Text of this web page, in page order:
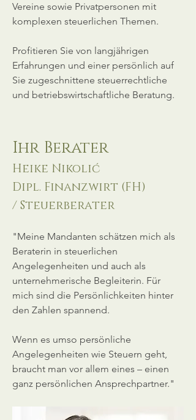
Vereine sowie Privatpersonen mit
komplexen steuerlichen Themen.
Profitieren Sie von langjährigen
Erfahrungen und einer persönlich auf
Sie zugeschnittene steuerrechtliche
und betriebswirtschaftliche Beratung.
Ihr Berater
Heike Nikolić​
Dipl. Finanzwirt (FH)
/ Steuerberater
"Meine Mandanten schätzen mich als
Beraterin in steuerlichen
Angelegenheiten und auch als
unternehmerische Begleiterin. Für
mich sind die Persönlichkeiten hinter
den Zahlen spannend.
Wenn es umso persönliche
Angelegenheiten wie Steuern geht,
braucht man vor allem eines – einen
ganz persönlichen Ansprechpartner."